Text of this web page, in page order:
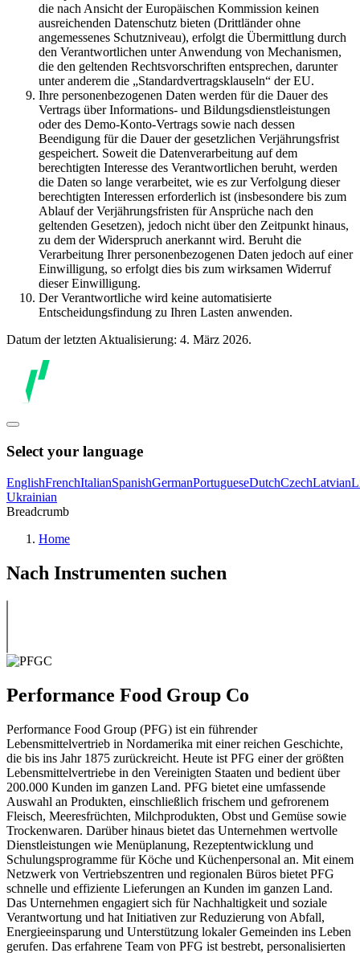
die nach Ansicht der Europäischen Kommission keinen
ausreichenden Datenschutz bieten (Drittländer ohne
angemessenes Schutzniveau), erfolgt die Übermittlung durch
den Verantwortlichen unter Anwendung von Mechanismen,
die den geltenden Rechtsvorschriften entsprechen, darunter
unter anderem die „Standardvertragsklauseln“ der EU.
Ihre personenbezogenen Daten werden für die Dauer des
Vertrags über Informations- und Bildungsdienstleistungen
oder des Demo-Konto-Vertrags sowie nach dessen
Beendigung für die Dauer der gesetzlichen Verjährungsfrist
gespeichert. Soweit die Datenverarbeitung auf dem
berechtigten Interesse des Verantwortlichen beruht, werden
die Daten so lange verarbeitet, wie es zur Verfolgung dieser
berechtigten Interessen erforderlich ist (insbesondere bis zum
Ablauf der Verjährungsfristen für Ansprüche nach den
geltenden Gesetzen), jedoch nicht über den Zeitpunkt hinaus,
zu dem der Widerspruch anerkannt wird. Beruht die
Verarbeitung Ihrer personenbezogenen Daten jedoch auf einer
Einwilligung, so erfolgt dies bis zum wirksamen Widerruf
dieser Einwilligung.
Der Verantwortliche wird keine automatisierte
Entscheidungsfindung zu Ihren Lasten anwenden.
Datum der letzten Aktualisierung: 4. März 2026.
Select your language
EnglishFrenchItalianSpanishGermanPortugueseDutchCzechLatvian
Ukrainian
Breadcrumb
Home
Nach Instrumenten suchen
Performance Food Group Co
Performance Food Group (PFG) ist ein führender
Lebensmittelvertrieb in Nordamerika mit einer reichen Geschichte,
die bis ins Jahr 1875 zurückreicht. Heute ist PFG einer der größten
Lebensmittelvertriebe in den Vereinigten Staaten und bedient über
200.000 Kunden im ganzen Land. PFG bietet eine umfassende
Auswahl an Produkten, einschließlich frischem und gefrorenem
Fleisch, Meeresfrüchten, Milchprodukten, Obst und Gemüse sowie
Trockenwaren. Darüber hinaus bietet das Unternehmen wertvolle
Dienstleistungen wie Menüplanung, Rezeptentwicklung und
Schulungsprogramme für Köche und Küchenpersonal an. Mit einem
Netzwerk von Vertriebszentren und regionalen Büros bietet PFG
schnelle und effiziente Lieferungen an Kunden im ganzen Land.
Das Unternehmen engagiert sich für Nachhaltigkeit und soziale
Verantwortung und hat Initiativen zur Reduzierung von Abfall,
Energieeinsparung und Unterstützung lokaler Gemeinden ins Leben
gerufen. Das erfahrene Team von PFG ist bestrebt, personalisierten